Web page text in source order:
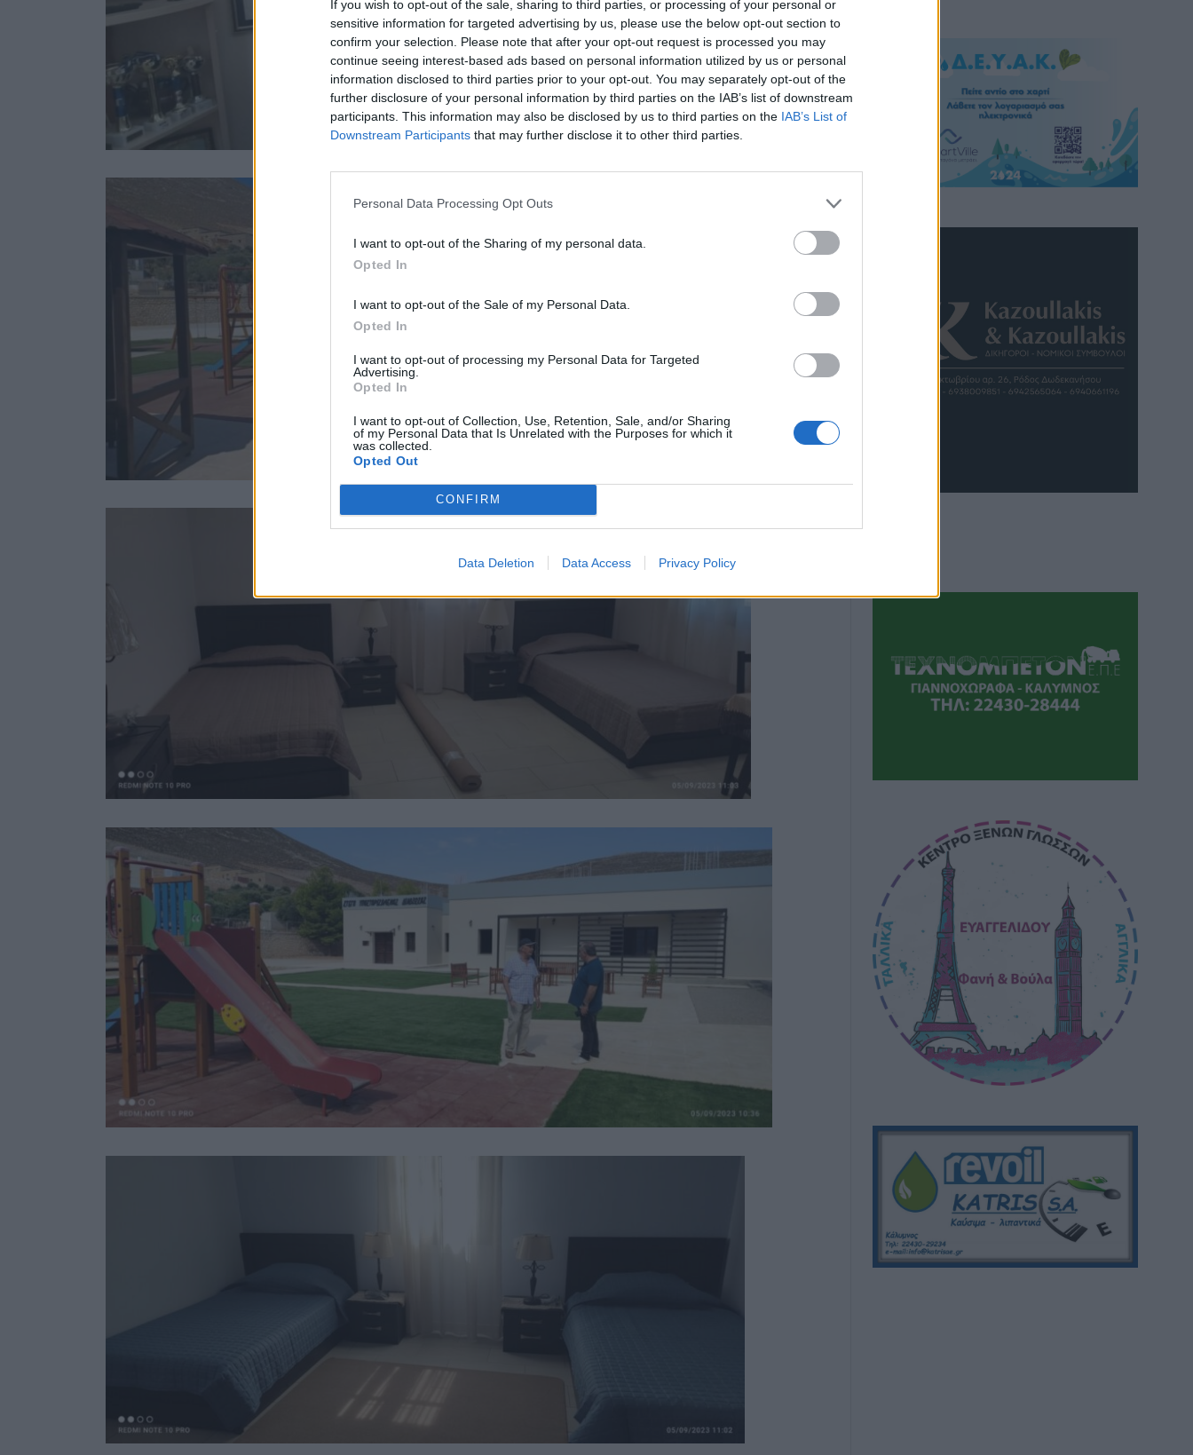
If you wish to opt-out of the sale, sharing to third parties, or processing of your personal or
sensitive information for targeted advertising by us, please use the below opt-out section to
confirm your selection. Please note that after your opt-out request is processed you may
continue seeing interest-based ads based on personal information utilized by us or personal
information disclosed to third parties prior to your opt-out. You may separately opt-out of the
further disclosure of your personal information by third parties on the IAB’s list of downstream
participants. This information may also be disclosed by us to third parties on the IAB’s List of
Downstream Participants that may further disclose it to other third parties.
Personal Data Processing Opt Outs
I want to opt-out of the Sharing of my personal data.
Opted In
I want to opt-out of the Sale of my Personal Data.
Opted In
I want to opt-out of processing my Personal Data for Targeted
Advertising.
Opted In
I want to opt-out of Collection, Use, Retention, Sale, and/or Sharing
of my Personal Data that Is Unrelated with the Purposes for which it
was collected.
Opted Out
CONFIRM
Data Deletion Data Access Privacy Policy